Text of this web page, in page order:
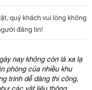
quý khách vui lòng không
đăng tin!
nay không còn là xa lạ
phòng của nhiều khu
trình dễ dàng thi công,
các vật liệu thông